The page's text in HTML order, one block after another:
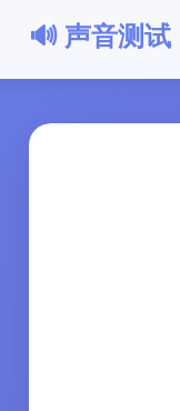
🔊 声音测试